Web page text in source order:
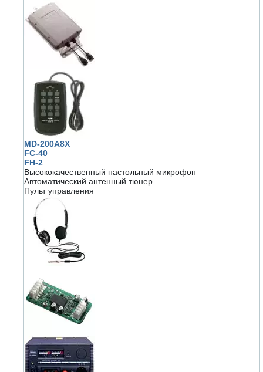
MD-200A8X
FC-40
FH-2
Высококачественный настольный микрофон
Автоматический антенный тюнер
Пульт управления